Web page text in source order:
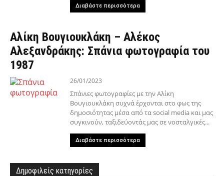
Διαβάστε περισσότερα
Αλίκη Βουγιουκλάκη – Αλέκος
Αλεξανδράκης: Σπάνια φωτογραφία του
1987
26/01/2023
Σπάνιες φωτογραφίες με την Αλίκη
Βουγιουκλάκη συχνά έρχονται στο φως της
δημοσιότητας μέσα από τα social media και μας
συγκινούν, ταξιδεύοντάς μας σε νοσταλγικές...
Διαβάστε περισσότερα
Δημοφιλείς κατηγορίες